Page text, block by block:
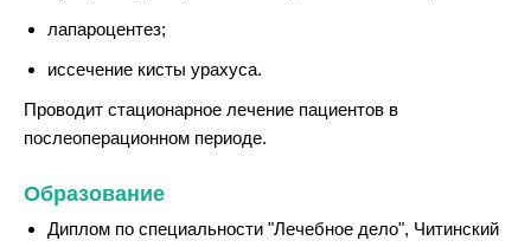
лапароцентез;
иссечение кисты урахуса.
Проводит стационарное лечение пациентов в
послеоперационном периоде.
Образование
Диплом по специальности "Лечебное дело", Читинский